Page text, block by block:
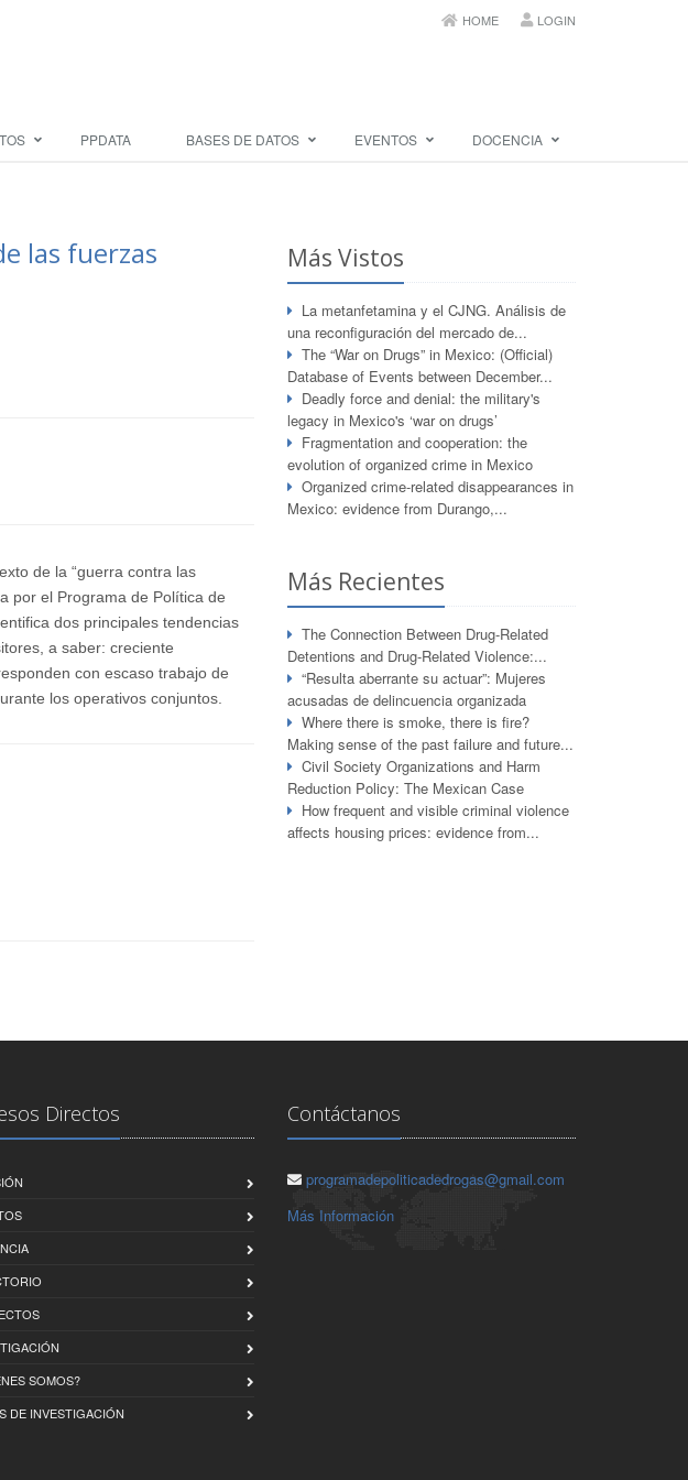
HOME LOGIN
PPDATA BASES DE DATOS EVENTOS DOCENCIA
las fuerzas
de la “guerra contra las
por el Programa de Política de
dos principales tendencias
a saber: creciente
con escaso trabajo de
los operativos conjuntos.
Más Vistos
La metanfetamina y el CJNG. Análisis de
una reconfiguración del mercado de...
The “War on Drugs” in Mexico: (Official)
Database of Events between December...
Deadly force and denial: the military's
legacy in Mexico's ‘war on drugs’
Fragmentation and cooperation: the
evolution of organized crime in Mexico
Organized crime-related disappearances in
Mexico: evidence from Durango,...
Más Recientes
The Connection Between Drug-Related
Detentions and Drug-Related Violence:...
“Resulta aberrante su actuar”: Mujeres
acusadas de delincuencia organizada
Where there is smoke, there is fire?
Making sense of the past failure and future...
Civil Society Organizations and Harm
Reduction Policy: The Mexican Case
How frequent and visible criminal violence
affects housing prices: evidence from...
Directos
SOMOS?
DE INVESTIGACIÓN
Contáctanos
programadepoliticadedrogas@gmail.com
Más Información